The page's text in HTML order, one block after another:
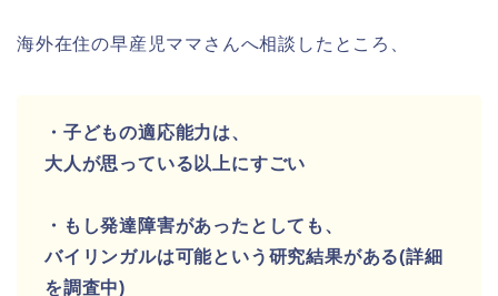
海外在住の早産児ママさんへ相談したところ、
・子どもの適応能力は、
大人が思っている以上にすごい
・もし発達障害があったとしても、
バイリンガルは可能という研究結果がある(詳細
を調査中)